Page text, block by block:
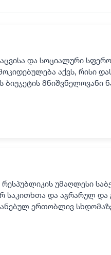
და სოციალური
აქვს, რისი
ბიუჯეტის მნიშვნელოვანი
რესპუბლიკის უმაღლესი
საკითხთა და აგრარულ და
ერთობლივ